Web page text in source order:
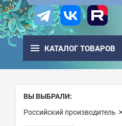
КАТАЛОГ ТОВАРОВ
ВЫ ВЫБРАЛИ:
Российский производитель